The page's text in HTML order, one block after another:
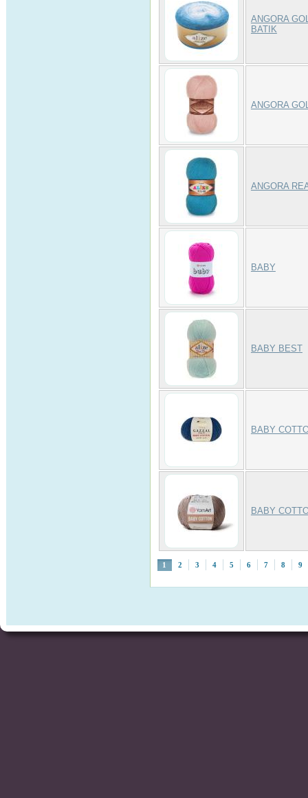
ANGORA
BATIK
ANGORA
ANGORA
BABY
BABY BEST
BABY
BABY
1 2 3 4 5 6 7 8 9